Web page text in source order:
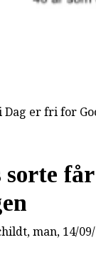
Dag er fri for
, man, 14/